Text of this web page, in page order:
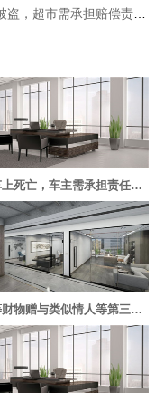
超市需承担赔偿责任吗？
旅客在车上死亡，车主需承担责任吗？
将房产等财物赠与类似情人等第三者的行为无效